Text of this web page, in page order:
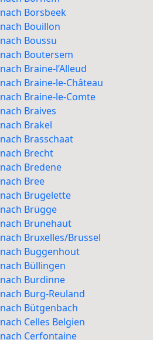
Borsbeek
Bouillon
Boussu
Boutersem
Braine-l’Alleud
Braine-le-Château
Braine-le-Comte
Braives
Brakel
Brasschaat
Brecht
Bredene
Bree
Brugelette
Brügge
Brunehaut
Bruxelles/Brussel
Buggenhout
Büllingen
Burdinne
Burg-Reuland
Bütgenbach
Celles Belgien
Cerfontaine